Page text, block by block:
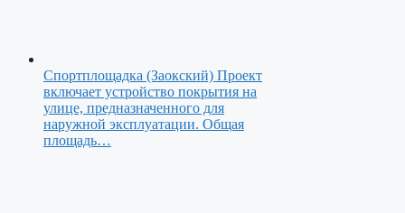
Спортплощадка (Заокский) Проект
включает устройство покрытия на
улице, предназначенного для
наружной эксплуатации. Общая
площадь…